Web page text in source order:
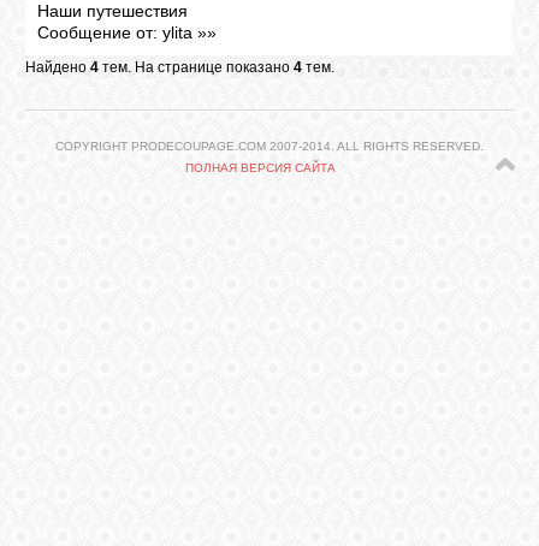
ГАЛЕРЕЯ
Наши путешествия
Сообщение от: ylita »»
Найдено 4 тем. На странице показано 4 тем.
COPYRIGHT PRODECOUPAGE.COM 2007-2014. ALL RIGHTS RESERVED.
ПОЛНАЯ ВЕРСИЯ САЙТА